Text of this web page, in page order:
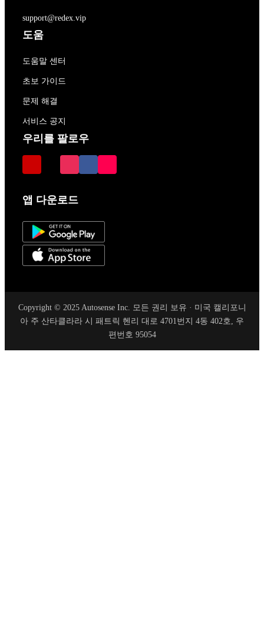
support@redex.vip
도움
도움말 센터
초보 가이드
문제 해결
서비스 공지
우리를 팔로우
앱 다운로드
Copyright © 2025 Autosense Inc. 모든 권리 보유 · 미국 캘리포니
아 주 산타클라라 시 패트릭 헨리 대로 4701번지 4동 402호, 우
편번호 95054